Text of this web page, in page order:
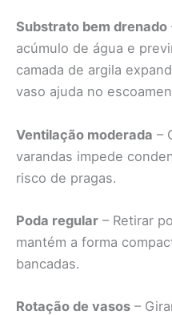
Substrato bem drenado
acúmulo de água e
camada de argila
vaso ajuda no
Ventilação moderada –
varandas impede
risco de pragas.
Poda regular – Retirar
mantém a forma
bancadas.
Rotação de vasos –